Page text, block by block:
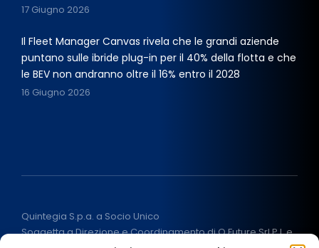
17 Giugno 2026
Il Fleet Manager Canvas rivela che le grandi aziende
puntano sulle ibride plug-in per il 40% della flotta e che
le BEV non andranno oltre il 16% entro il 2028
16 Giugno 2026
Quintegia S.p.a. a Socio Unico
Soggetta a Direzione e Coordinamento di Q Future Srl P.I. e